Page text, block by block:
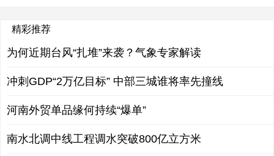
精彩推荐
为何近期台风“扎堆”来袭？气象专家解读
冲刺GDP“2万亿目标” 中部三城谁将率先撞线
河南外贸单品缘何持续“爆单”
南水北调中线工程调水突破800亿立方米